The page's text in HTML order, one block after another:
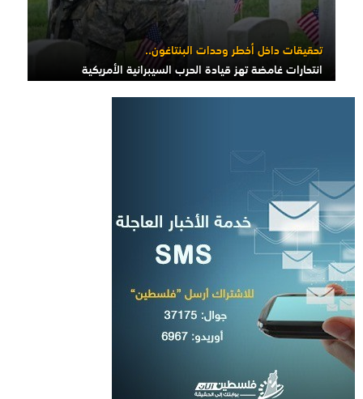
تحقيقات داخل أخطر وحدات البنتاغون..
انتحارات غامضة تهز قيادة الحرب السيبرانية الأمريكية